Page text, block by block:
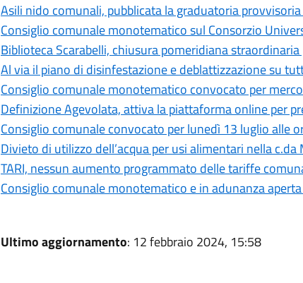
Asili nido comunali, pubblicata la graduatoria
Consiglio comunale monotematico sul Consorzio
Biblioteca Scarabelli, chiusura pomeridiana
Al via il piano di disinfestazione e deblattizzazione su
Consiglio comunale monotematico convocato per
Definizione Agevolata, attiva la piattaforma online per
Consiglio comunale convocato per lunedì 13 luglio alle
Divieto di utilizzo dell’acqua per usi alimentari nella c.da
TARI, nessun aumento programmato delle tariffe
Consiglio comunale monotematico e in adunanza
Ultimo aggiornamento: 12 febbraio 2024, 15:58